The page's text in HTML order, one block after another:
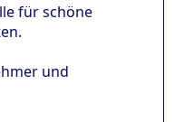
für schöne
und